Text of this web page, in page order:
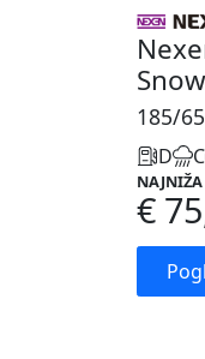
185/
D C
NAJNIŽA
€